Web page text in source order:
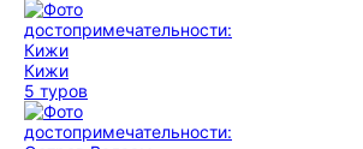
Кижи
5 туров